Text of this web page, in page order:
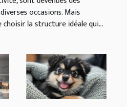
occasions. Mais
la structure idéale qui...